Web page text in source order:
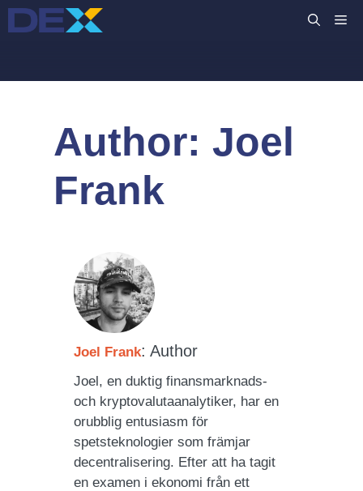
Hoppa
till
Author: Joel
Frank
Joel Frank: Author
Joel, en duktig finansmarknads-
och kryptovalutaanalytiker, har en
orubblig entusiasm för
spetsteknologier som främjar
decentralisering. Efter att ha tagit
en examen i ekonomi från ett